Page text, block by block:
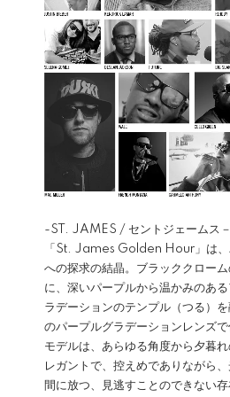
-ST. JAMES / セントジェームス－
「St. James Golden Hour」は、
への探求の結晶。ブラッククロー
に、深いパープルから温かみのあ
ラデーションのテンプル（つる）
のパープルグラデーションレンズ
モデルは、あらゆる角度から夕暮
レガントで、控えめでありながら
間に放つ、見逃すことのできない